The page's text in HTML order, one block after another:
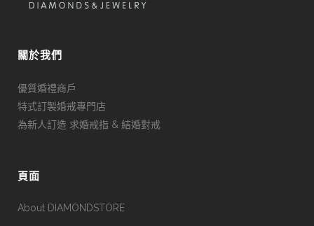
關於我們
優質婚禮商戶
特式訂製婚戒專門店
為新人訂造 求婚戒指 & 結婚對戒
頁面
About DIAMONDSTORE